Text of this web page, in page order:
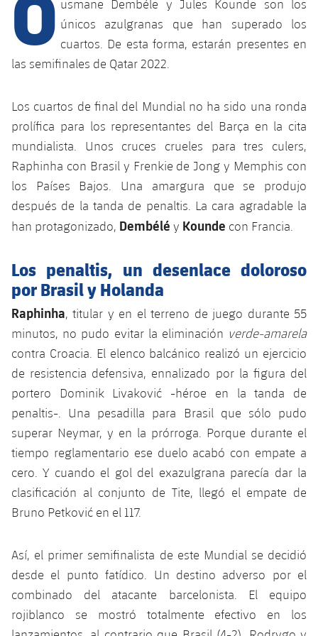
plusicon
más
Spotify Camp Nou
Palau Blaugrana
Estadi Johan Cruyff
Barça Cafe
Ciutat Esportiva
La Masia
Servicios
Servicios Médicos
plusicon
más
Acreditaciones
Instalaciones
SUB13
SUB12
SUB11 A
SUB11 B
SUB10 A
SUB10 B
SUB9 B
SUB8 A
SUB8 B
SUB13 B
SUB12 C
SUB11 C
Entradas
Gameday Shows
Resultados
Clasificación
Jugadores
Fotos
Palmarés
Base
Barça Atlètic
Cadete A
Cadete B
Infantil A
Infantil B
Campus Verano
PLUSICON
MÁS
Actualidad
Calendario
Entradas
Resultados
Clasificaciones
Jugadores
Fotos
Historia
Palmarés
Barça Atlètic
plusicon
más
Calendario
Resultados
Clasificaciones
Jugadores
Fotos
Base
plusicon
más
Actualidad
Juvenil
Cadete A
Infantil A
Infantil B
PLUSICON
MÁS
Primer equipo
Actualidad
Calendario
Entradas
Resultados
Clasificaciones
Jugadors
Fotos
Historia
Barça Atlètic
plusicon
Actualidad
Calendario
Resultados
Jugadores
Clasificaciones
Base
plusicon
más
Actualidad
Juvenil
Infantil
Alevín
Campus Verano
Primer equipo
plusicon
más
Actualidad
Calendario
Resultados
Clasificaciones
Barça Atlètic
plusicon
más
Actualidad
Resultados
Jugadores
Base
plusicon
más
Barça C
Junior
PLUSICON
MÁS
Información general
usmane Dembéle y Jules Kounde son los
únicos azulgranas que han superado los
cuartos. De esta forma, estarán presentes en
las semifinales de Qatar 2022.
Los cuartos de final del Mundial no ha sido una ronda
prolífica para los representantes del Barça en la cita
mundialista. Unos cruces crueles para tres culers,
Raphinha con Brasil y Frenkie de Jong y Memphis con
los Países Bajos. Una amargura que se produjo
después de la tanda de penaltis. La cara agradable la
han protagonizado, Dembélé y Kounde con Francia.
Los penaltis, un desenlace doloroso
por Brasil y Holanda
Raphinha, titular y en el terreno de juego durante 55
minutos, no pudo evitar la eliminación verde-amarela
contra Croacia. El elenco balcánico realizó un ejercicio
de resistencia defensiva, ennalizado por la figura del
portero Dominik Livaković -héroe en la tanda de
penaltis-. Una pesadilla para Brasil que sólo pudo
superar Neymar, y en la prórroga. Porque durante el
tiempo reglamentario ese duelo acabó con empate a
cero. Y cuando el gol del exazulgrana parecía dar la
clasificación al conjunto de Tite, llegó el empate de
Bruno Petković en el 117.
Así, el primer semifinalista de este Mundial se decidió
desde el punto fatídico. Un destino adverso por el
combinado del atacante barcelonista. El equipo
rojiblanco se mostró totalmente efectivo en los